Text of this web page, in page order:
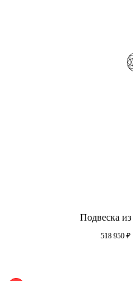
Подвеска из
518 950 ₽